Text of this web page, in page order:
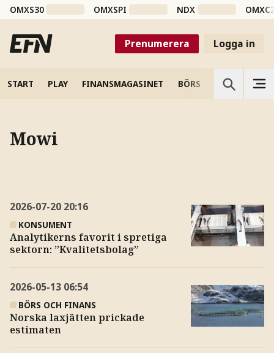
OMXS30 OMXSPI NDX
Prenumerera Logga in
START PLAY FINANSMAGASINET BÖRS VETENSKAP
Mowi
2026-07-20 20:16
KONSUMENT
Analytikerns favorit i spretiga
sektorn: ”Kvalitetsbolag”
2026-05-13 06:54
BÖRS OCH FINANS
Norska laxjätten prickade
estimaten